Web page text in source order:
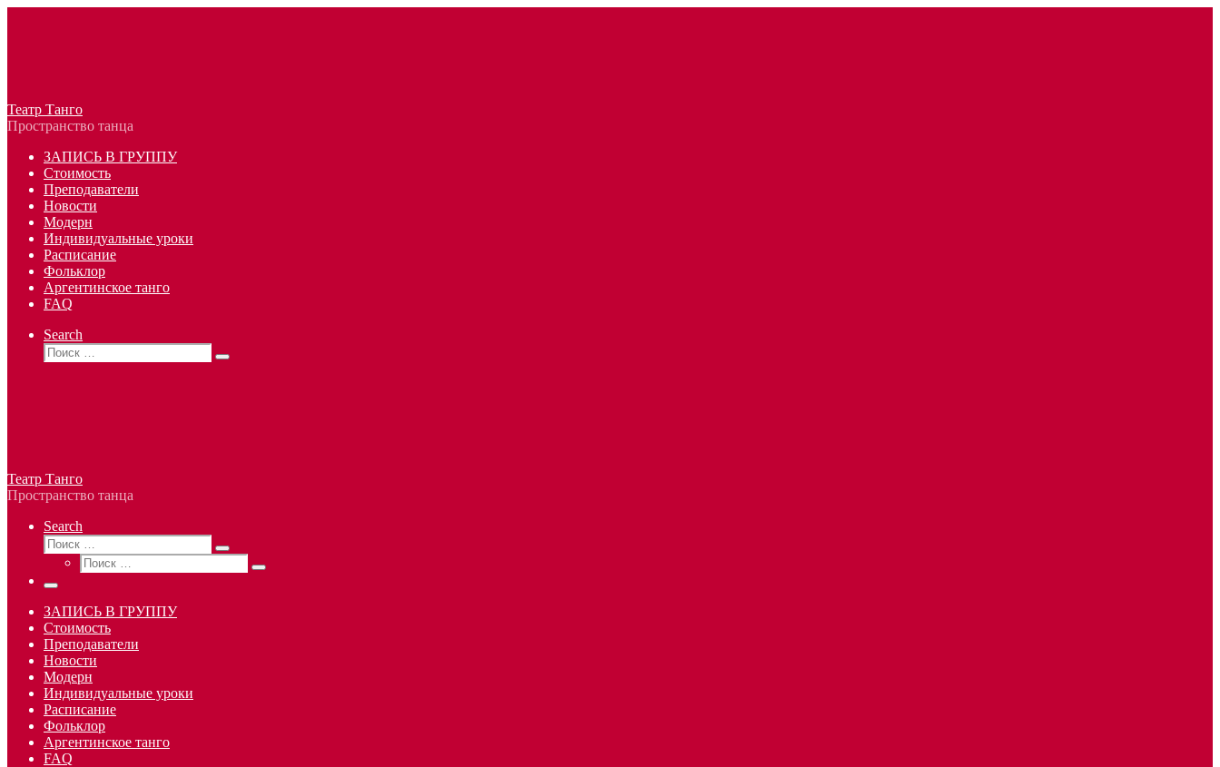
Театр Танго
Пространство танца
ЗАПИСЬ В ГРУППУ
Стоимость
Преподаватели
Новости
Модерн
Индивидуальные уроки
Расписание
Фольклор
Аргентинское танго
FAQ
Search
Поиск
Поиск
Театр Танго
Пространство танца
Search
Поиск
Поиск
Поиск
Поиск
Меню
ЗАПИСЬ В ГРУППУ
Стоимость
Преподаватели
Новости
Модерн
Индивидуальные уроки
Расписание
Фольклор
Аргентинское танго
FAQ